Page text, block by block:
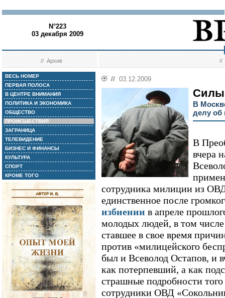
N°223
03 декабря 2009
//Архив //
ВЕСЬ НОМЕР
ПЕРВАЯ ПОЛОСА
В ЦЕНТРЕ ВНИМАНИЯ
ПОЛИТИКА И ЭКОНОМИКА
ОБЩЕСТВО
ПРОИСШЕСТВИЯ
ЗАГРАНИЦА
ТЕЛЕВИДЕНИЕ
БИЗНЕС И ФИНАНСЫ
КУЛЬТУРА
СПОРТ
КРОМЕ ТОГО
// 03.12.2009
Силы
В
делу об
В
вчера
сотрудника милиции из
единственное после
избиении в апреле
молодых людей, в том
ставшее в свое время
против «милицейского
был и Всеволод Остапов, и
как потерпевший, а как
страшные подробности того
сотрудники ОВД